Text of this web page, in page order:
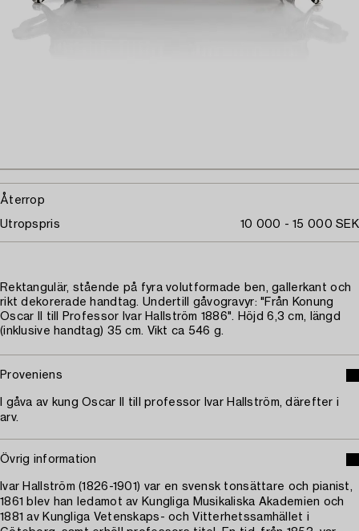
Återrop
Utropspris 10 000 - 15 000 SEK
Rektangulär, stående på fyra volutformade ben, gallerkant och
rikt dekorerade handtag. Undertill gåvogravyr: "Från Konung
Oscar II till Professor Ivar Hallström 1886". Höjd 6,3 cm, längd
(inklusive handtag) 35 cm. Vikt ca 546 g.
Proveniens
I gåva av kung Oscar II till professor Ivar Hallström, därefter i
arv.
Övrig information
Ivar Hallström (1826-1901) var en svensk tonsättare och pianist,
1861 blev han ledamot av Kungliga Musikaliska Akademien och
1881 av Kungliga Vetenskaps- och Vitterhetssamhället i